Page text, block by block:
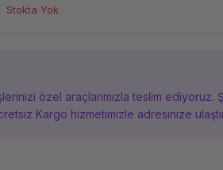
Stokta Yok
özel araçlarımızla teslim ediyoruz.
Kargo hizmetimizle adresinize